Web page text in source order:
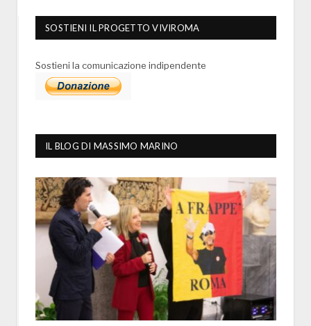
SOSTIENI IL PROGETTO VIVIROMA
Sostieni la comunicazione indipendente
IL BLOG DI MASSIMO MARINO